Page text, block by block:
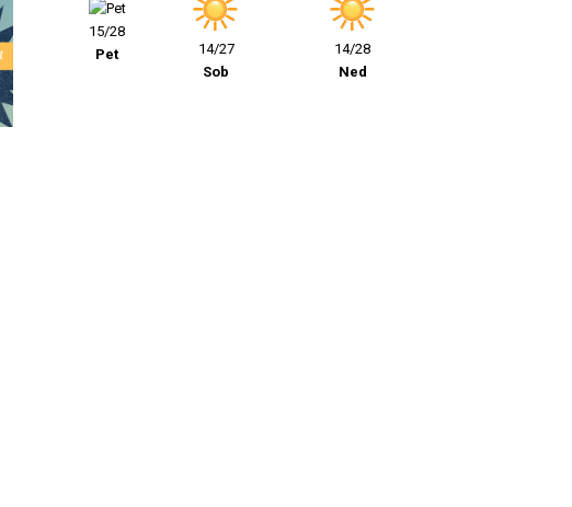
15/28
Pet
14/27
Sob
14/28
Ned